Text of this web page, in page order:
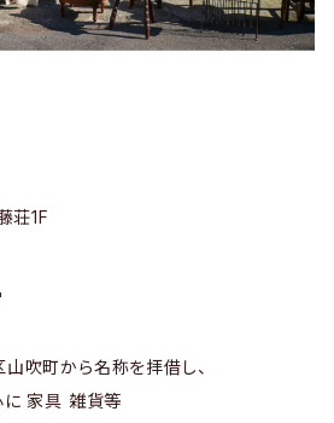
荘1F
吹町から名称を拝借し、
に 家具 雑貨等